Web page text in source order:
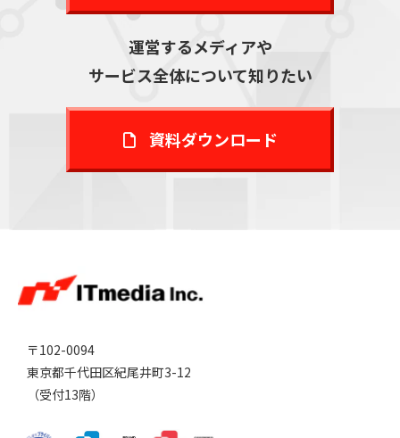
運営するメディアや
サービス全体について知りたい
資料ダウンロード
〒102-0094
東京都千代田区紀尾井町3-12
（受付13階）